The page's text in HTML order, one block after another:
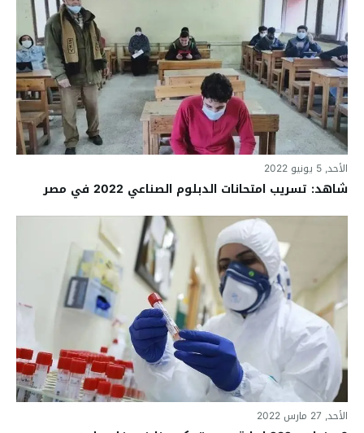
الأحد, 5 يونيو 2022
شاهد: تسريب امتحانات الدبلوم الصناعي 2022 في مصر
الأحد, 27 مارس 2022